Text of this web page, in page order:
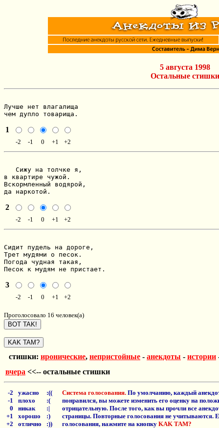
5 августа 1998
Остальные стишки
Лучше нет влагалища
чем дупло товарища.
1
-2 -1 0 +1 +2
   Сижу на толчке я,
в квартире чужой.
Вскормленный водярой,
да наркотой.
2
-2 -1 0 +1 +2
Сидит пудель на дороге,
Трет мудями о песок.
Погода чудная такая,
Песок к мудям не пристает.
3
-2 -1 0 +1 +2
Проголосовало 16 человек(а)
стишки: иронические, непристойные - анекдоты - истории
вчера <<-- остальные стишки
-2
-1
0
+1
+2
ужасно
плохо
никак
хорошо
отлично
:((
:(
:|
:)
:))
Система голосования. По умолчанию, каждый
понравился, вы можете изменить его оценку на
отрицательную. После того, как вы прочли все
страницы. Повторные голосования не учитываются.
голосования, нажмите на кнопку KAK TAM?